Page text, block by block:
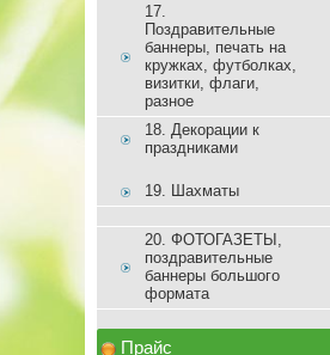
17.
Поздравительные
баннеры, печать на
кружках, футболках,
визитки, флаги,
разное
18. Декорации к
праздниками
19. Шахматы
20. ФОТОГАЗЕТЫ,
поздравительные
баннеры большого
формата
Прайс